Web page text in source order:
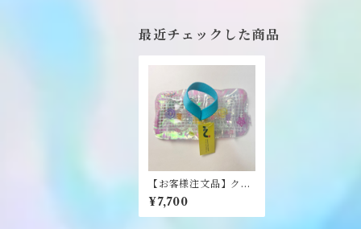
最近チェックした商品
【お客様注文品】クリ
ア二つ折り財布《NE
O》
¥7,700